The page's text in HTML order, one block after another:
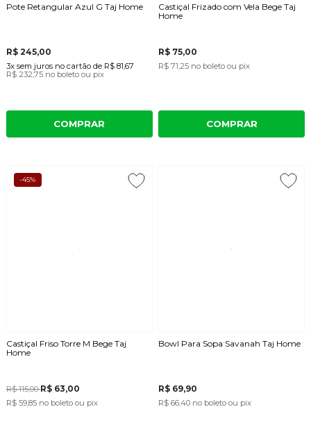
Pote Retangular Azul G Taj Home
R$ 245,00
3x sem juros no cartãode R$ 81,67
R$ 232,75 no boleto ou pix
COMPRAR
Castiçal Frizado com Vela Bege Taj
Home
R$ 75,00
R$ 71,25 no boleto ou pix
COMPRAR
-45%
Castiçal Friso Torre M Bege Taj
Home
R$ 115,00R$ 63,00
R$ 59,85 no boleto ou pix
Bowl Para Sopa Savanah Taj Home
R$ 69,90
R$ 66,40 no boleto ou pix